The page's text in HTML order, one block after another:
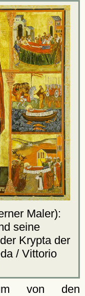
Maler):
seine
Krypta der
/ Vittorio
von den